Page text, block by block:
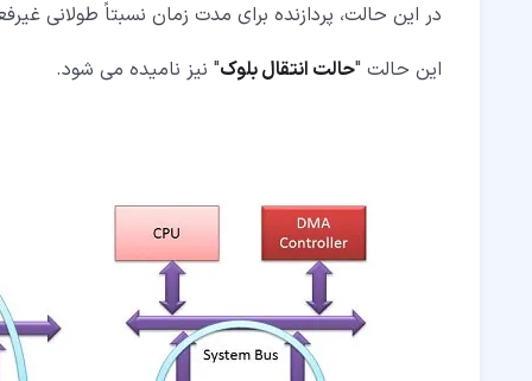
در این حالت، پردازنده برای مدت زمان نسبتاً طولانی
این حالت "حالت انتقال بلوک" نیز نامیده می شود.